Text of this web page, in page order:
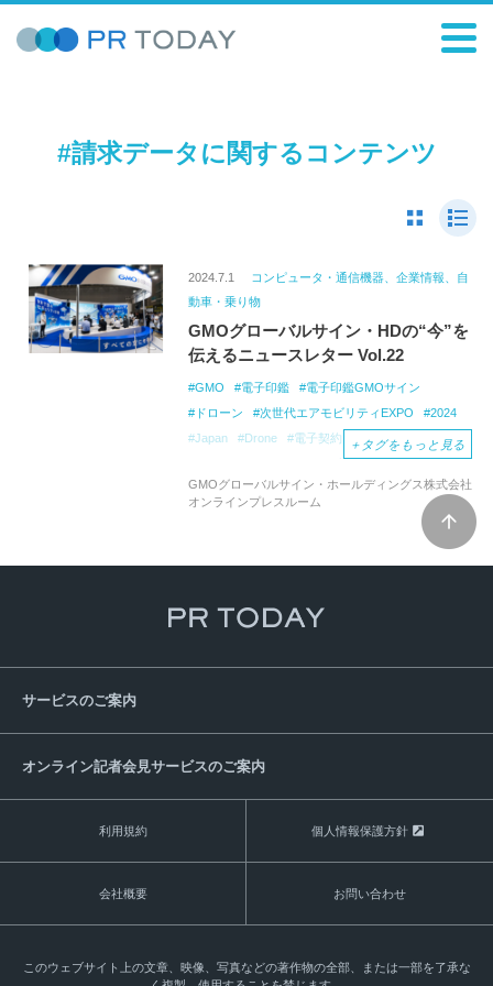
#請求データに関するコンテンツ
2024.7.1
コンピュータ・通信機器、企業情報、自
動車・乗り物
GMOグローバルサイン・HDの“今”を
伝えるニュースレター Vol.22
GMO 電子印鑑
電子印鑑GMOサイン
ドローン
次世代エアモビリティEXPO
2024
Japan
Drone 電子契約
PKIソリューション
インボイス
請求データ
DX
SDGs 空飛ぶクルマ VR
＋ タグをもっと見る
GMOグローバルサイン・ホールディングス株式会社
オンラインプレスルーム
サービスのご案内
オンライン記者会見サービスのご案内
利用規約 個人情報保護方針
会社概要 お問い合わせ
このウェブサイト上の文章、映像、写真などの著作物の全部、または一部を了承な